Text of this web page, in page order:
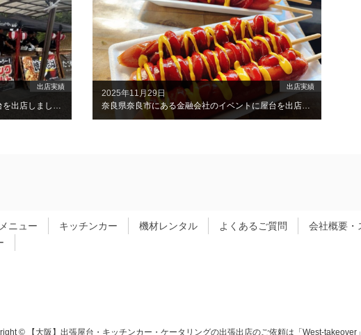
出店実績
奈良県北葛城郡の自治会イベントに屋台を出店しました！
2025年11月29日
出店実績
奈良県奈良市にある金融会社のイベントに屋台を出店しました！
メニュー キッチンカー 機材レンタル よくあるご質問 会社概要・
© 【大阪】出張屋台・キッチンカー・ケータリングの出張出店のご依頼は「West-takeover